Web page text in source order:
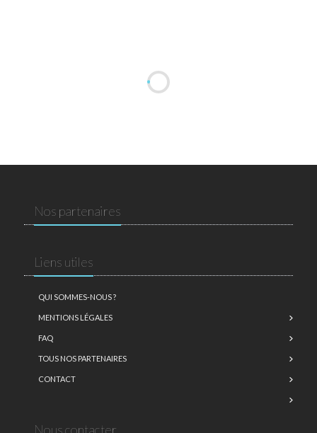
Nos partenaires
Liens utiles
QUI SOMMES-NOUS ?
MENTIONS LÉGALES
FAQ
TOUS NOS PARTENAIRES
CONTACT
Nous contacter